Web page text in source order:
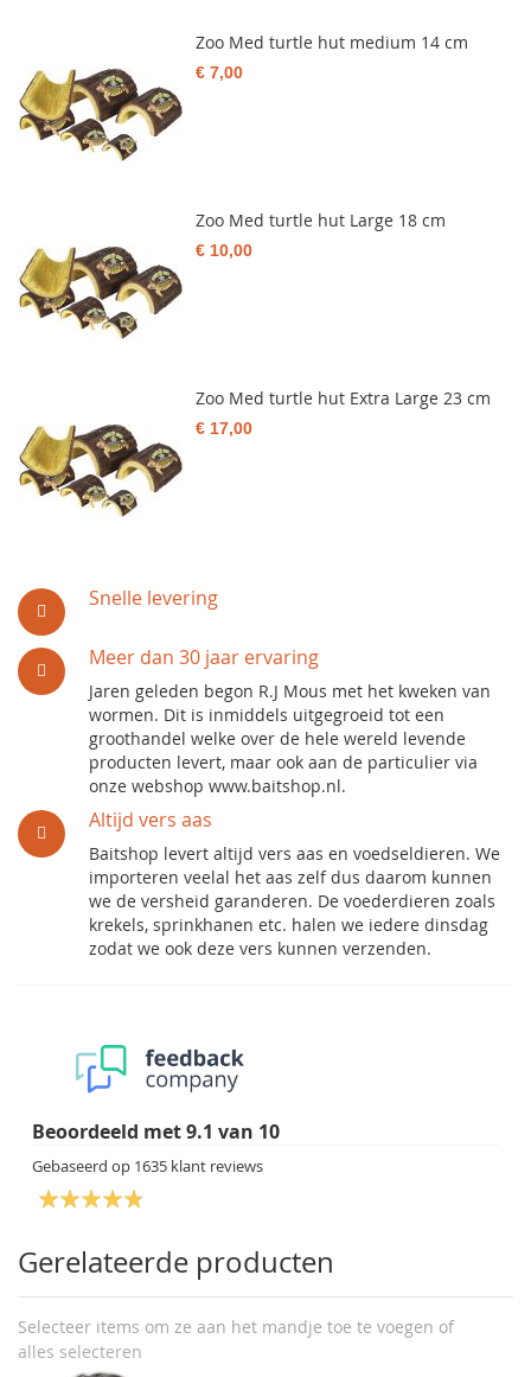
Snelle levering
Meer dan 30 jaar ervaring
Jaren geleden begon R.J Mous met het kweken van
wormen. Dit is inmiddels uitgegroeid tot een
groothandel welke over de hele wereld levende
producten levert, maar ook aan de particulier via
onze webshop www.baitshop.nl.
Altijd vers aas
Baitshop levert altijd vers aas en voedseldieren. We
importeren veelal het aas zelf dus daarom kunnen
we de versheid garanderen. De voederdieren zoals
krekels, sprinkhanen etc. halen we iedere dinsdag
zodat we ook deze vers kunnen verzenden.
Beoordeeld met9.1 van 10
Gebaseerd op 1635 klant reviews
Gerelateerde producten
Selecteer items om ze aan het mandje toe te voegen of
alles selecteren
Zoo Med turtle hut medium 14 cm
€ 7,00
Zoo Med turtle hut Large 18 cm
€ 10,00
Zoo Med turtle hut Extra Large 23 cm
€ 17,00